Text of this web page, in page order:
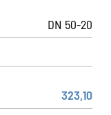
DN 50-20
323,10